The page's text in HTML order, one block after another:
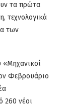
τα πρώτα
τεχνολογικά
των
Φεβρουάριο
260 νέοι